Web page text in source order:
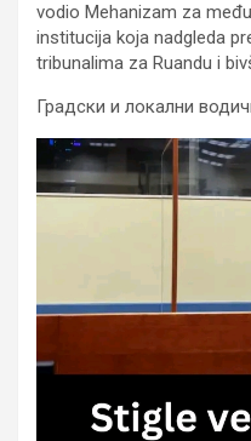
vodio Mehanizam za
institucija koja nadgleda
tribunalima za Ruandu i
Градски и локални